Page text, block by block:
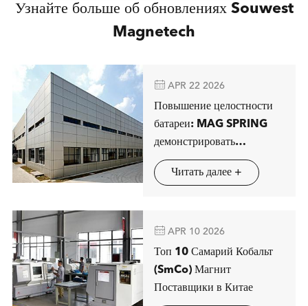
Узнайте больше об обновлениях Souwest
Magnetech
 APR 22 2026
Повышение целостности
батареи: MAG SPRING
демонстрировать
передовые решения
магнитной сепарации в
Читать далее +
 APR 10 2026
Топ 10 Самарий Кобальт
(SmCo) Магнит
Поставщики в Китае